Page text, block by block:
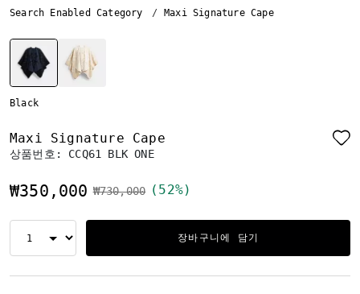
Search Enabled Category Maxi Signature Cape
Black
Maxi Signature Cape
상품번호: CCQ61 BLK ONE
₩350,000 가격 인하 전
₩730,000인하됨
(52%)
장바구니에 담기